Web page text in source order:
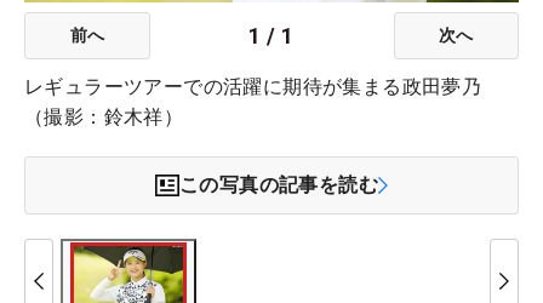
前へ 1 / 1 次へ
レギュラーツアーでの活躍に期待が集まる政田夢乃
（撮影：鈴木祥）
この写真の記事を読む